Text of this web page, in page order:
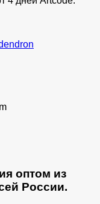
оптом из
России.